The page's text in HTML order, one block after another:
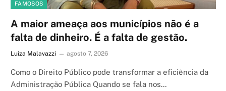
FAMOSOS
A maior ameaça aos municípios não é a
falta de dinheiro. É a falta de gestão.
Luiza Malavazzi agosto 7, 2026
Como o Direito Público pode transformar a eficiência da
Administração Pública Quando se fala nos…